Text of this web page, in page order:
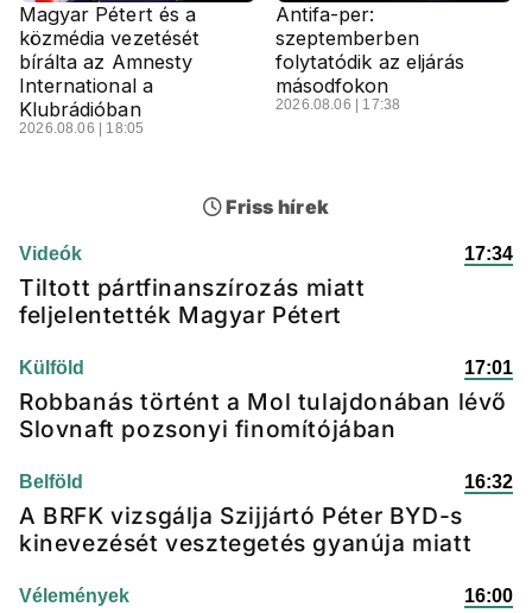
Magyar Pétert és a
közmédia vezetését
bírálta az Amnesty
International a
Klubrádióban
2026.08.06 | 18:05
Antifa-per:
szeptemberben
folytatódik az eljárás
másodfokon
2026.08.06 | 17:38
Friss hírek
Videók 17:34
Tiltott pártfinanszírozás miatt
feljelentették Magyar Pétert
Külföld 17:01
Robbanás történt a Mol tulajdonában lévő
Slovnaft pozsonyi finomítójában
Belföld 16:32
A BRFK vizsgálja Szijjártó Péter BYD-s
kinevezését vesztegetés gyanúja miatt
Vélemények 16:00